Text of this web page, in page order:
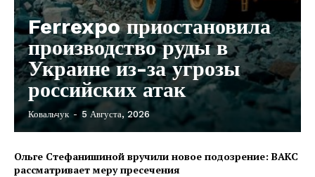
Ferrexpo приостановила
производство руды в
Украине из-за угрозы
российских атак
Ковальчук - 5 Августа, 2026
Ольге Стефанишиной вручили новое подозрение: ВАКС
рассматривает меру пресечения